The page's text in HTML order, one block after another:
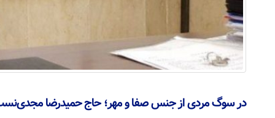
در سوگ مردی از جنس صفا و مهر؛ حاج حمیدرضا